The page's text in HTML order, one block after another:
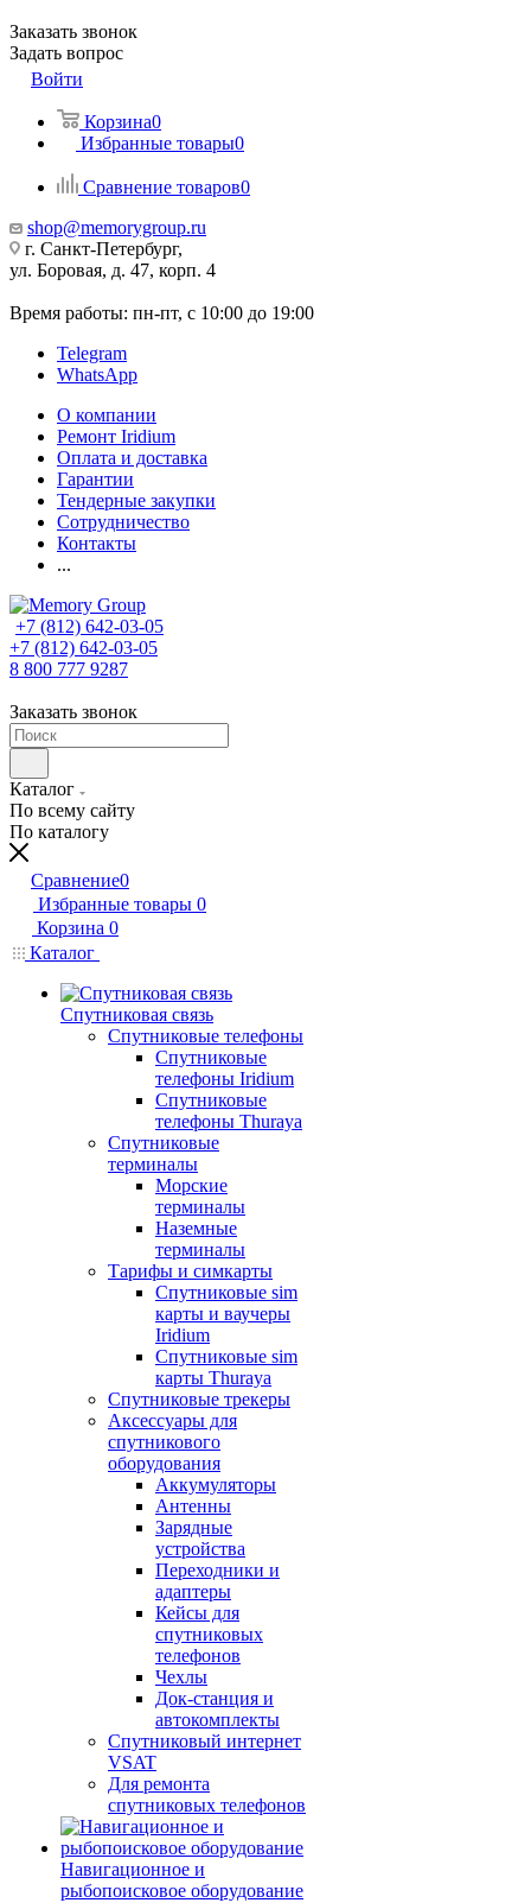
Заказать звонок
Задать вопрос
Войти
Корзина0
Избранные товары0
Сравнение товаров0
shop@memorygroup.ru
г. Санкт-Петербург,
ул. Боровая, д. 47, корп. 4
Время работы: пн-пт, с 10:00 до 19:00
Telegram
WhatsApp
О компании
Ремонт Iridium
Оплата и доставка
Гарантии
Тендерные закупки
Сотрудничество
Контакты
...
+7 (812) 642-03-05
+7 (812) 642-03-05
8 800 777 9287
Заказать звонок
Каталог
По всему сайту
По каталогу
Сравнение0
Избранные товары 0
Корзина 0
Каталог
Спутниковая связь
Спутниковые телефоны
Спутниковые
телефоны Iridium
Спутниковые
телефоны Thuraya
Спутниковые
терминалы
Морские
терминалы
Наземные
терминалы
Тарифы и симкарты
Спутниковые sim
карты и ваучеры
Iridium
Спутниковые sim
карты Thuraya
Спутниковые трекеры
Аксессуары для
спутникового
оборудования
Аккумуляторы
Антенны
Зарядные
устройства
Переходники и
адаптеры
Кейсы для
спутниковых
телефонов
Чехлы
Док-станция и
автокомплекты
Спутниковый интернет
VSAT
Для ремонта
спутниковых телефонов
Навигационное и
рыбопоисковое оборудование